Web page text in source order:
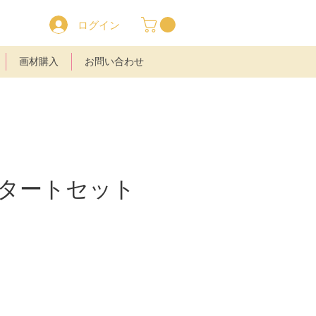
ログイン
画材購入 お問い合わせ
ートセット